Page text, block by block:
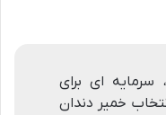
سرمایه ای برای
خمیر دندان